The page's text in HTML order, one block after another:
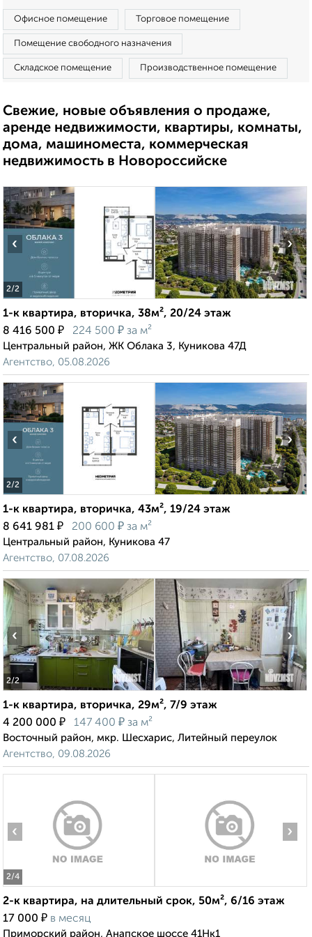
Офисное помещение Торговое помещение
Помещение свободного назначения
Складское помещение Производственное помещение
Свежие, новые объявления о продаже,
аренде недвижимости, квартиры, комнаты,
дома, машиноместа, коммерческая
недвижимость в Новороссийске
2/2
‹ ›
1-к квартира, вторичка, 38м², 20/24 этаж
8 416 500 ₽ 224 500 ₽ за м²
Центральный район, ЖК Облака 3, Куникова 47Д
Агентство, 05.08.2026
2/2
‹ ›
1-к квартира, вторичка, 43м², 19/24 этаж
8 641 981 ₽ 200 600 ₽ за м²
Центральный район, Куникова 47
Агентство, 07.08.2026
2/2
‹ ›
1-к квартира, вторичка, 29м², 7/9 этаж
4 200 000 ₽ 147 400 ₽ за м²
Восточный район, мкр. Шесхарис, Литейный переулок
Агентство, 09.08.2026
2/4
‹ ›
2-к квартира, на длительный срок, 50м², 6/16 этаж
17 000 ₽ в месяц
Приморский район, Анапское шоссе 41Нк1